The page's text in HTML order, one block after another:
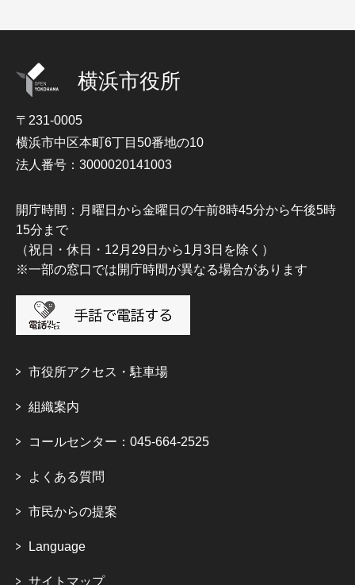
横浜市役所
〒231-0005
横浜市中区本町6丁目50番地の10
法人番号：3000020141003
開庁時間：月曜日から金曜日の午前8時45分から午後5時
15分まで
（祝日・休日・12月29日から1月3日を除く）
※一部の窓口では開庁時間が異なる場合があります
市役所アクセス・駐車場
組織案内
コールセンター：045-664-2525
よくある質問
市民からの提案
Language
サイトマップ